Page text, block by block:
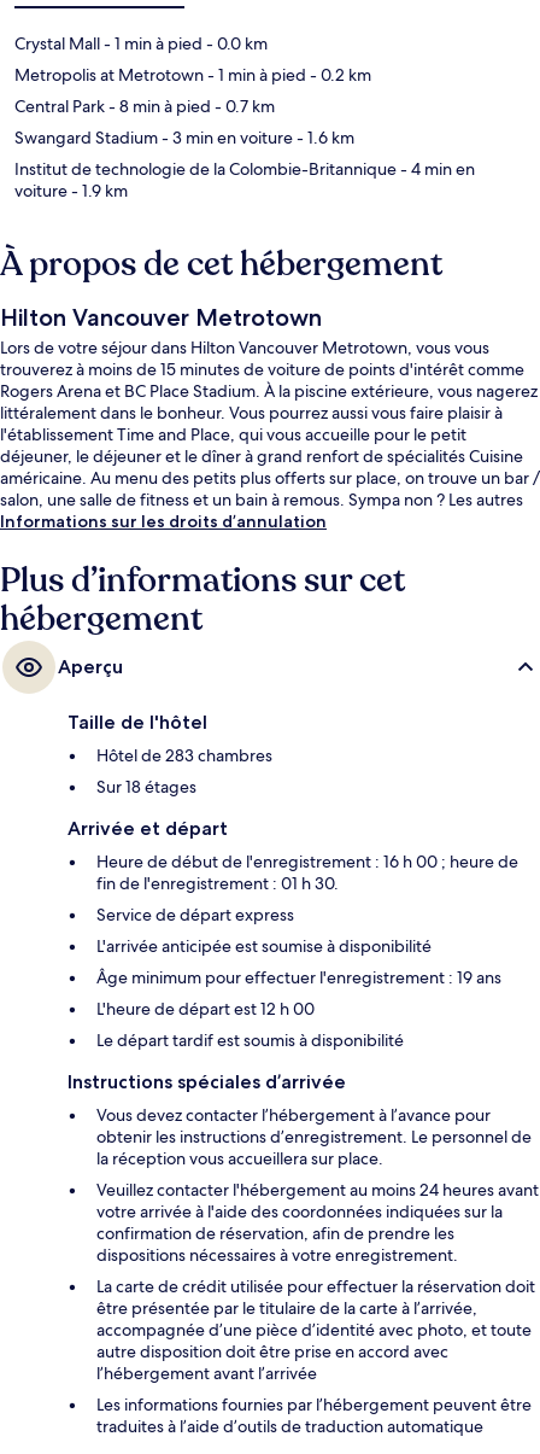
Crystal Mall- 1 min à pied - 0.0 km
Metropolis at Metrotown- 1 min à pied - 0.2 km
Central Park- 8 min à pied - 0.7 km
Swangard Stadium- 3 min en voiture- 1.6 km
Institut de technologie de la Colombie-Britannique- 4 min en
voiture- 1.9 km
À propos de cet hébergement
Hilton Vancouver Metrotown
Lors de votre séjour dans Hilton Vancouver Metrotown, vous vous
trouverez à moins de 15 minutes de voiture de points d'intérêt comme
Rogers Arena et BC Place Stadium. À la piscine extérieure, vous nagerez
littéralement dans le bonheur. Vous pourrez aussi vous faire plaisir à
l'établissement Time and Place, qui vous accueille pour le petit
déjeuner, le déjeuner et le dîner à grand renfort de spécialités Cuisine
américaine. Au menu des petits plus offerts sur place, on trouve un bar /
salon, une salle de fitness et un bain à remous. Sympa non ? Les autres
voyageurs adorent le personnel attentionné et l'emplacement.
publics : Station de métro Metrotown se trouve à 6 min et Station de
métro Patterson, à 10 min.
Informations sur les droits d’annulation
Plus d’informations sur cet
hébergement
Aperçu
Taille de l'hôtel
Hôtel de 283 chambres
Sur 18 étages
Arrivée et départ
Heure de début de l'enregistrement : 16 h 00 ; heure de
fin de l'enregistrement : 01 h 30.
Service de départ express
L'arrivée anticipée est soumise à disponibilité
Âge minimum pour effectuer l'enregistrement : 19 ans
L'heure de départ est 12 h 00
Le départ tardif est soumis à disponibilité
Instructions spéciales d’arrivée
Vous devez contacter l’hébergement à l’avance pour
obtenir les instructions d’enregistrement. Le personnel de
la réception vous accueillera sur place.
Veuillez contacter l'hébergement au moins 24 heures avant
votre arrivée à l'aide des coordonnées indiquées sur la
confirmation de réservation, afin de prendre les
dispositions nécessaires à votre enregistrement.
La carte de crédit utilisée pour effectuer la réservation doit
être présentée par le titulaire de la carte à l’arrivée,
accompagnée d’une pièce d’identité avec photo, et toute
autre disposition doit être prise en accord avec
l’hébergement avant l’arrivée
Les informations fournies par l’hébergement peuvent être
traduites à l’aide d’outils de traduction automatique